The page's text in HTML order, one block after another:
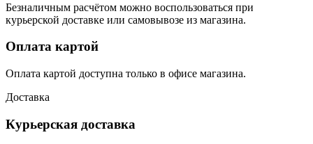
Безналичным расчётом можно воспользоваться при
курьерской доставке или самовывозе из магазина.
Оплата картой
Оплата картой доступна только в офисе магазина.
Доставка
Курьерская доставка